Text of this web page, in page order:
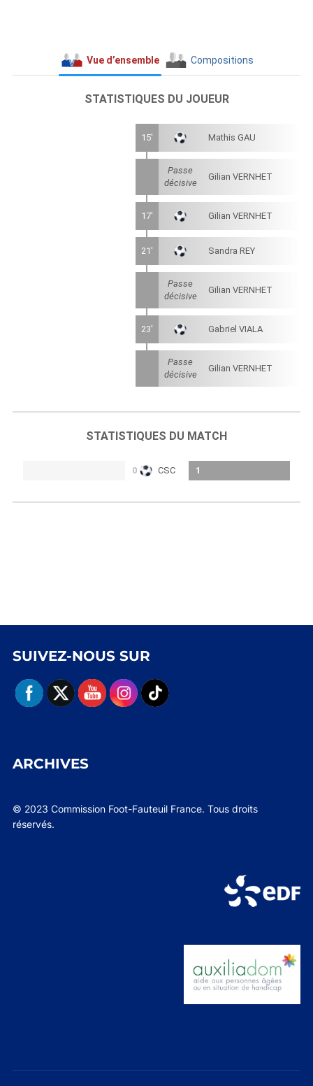
Vue d’ensemble Compositions
STATISTIQUES DU JOUEUR
15' Mathis GAU
Passe
décisive
Gilian VERNHET
17' Gilian VERNHET
21' Sandra REY
Passe
décisive
Gilian VERNHET
23' Gabriel VIALA
Passe
décisive
Gilian VERNHET
STATISTIQUES DU MATCH
0 CSC 1
SUIVEZ-NOUS SUR
ARCHIVES
© 2023 Commission Foot-Fauteuil France. Tous droits
réservés.